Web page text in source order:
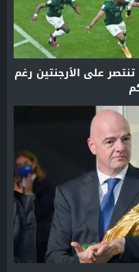
السعودية تنتصر على الأرجنتين رغم